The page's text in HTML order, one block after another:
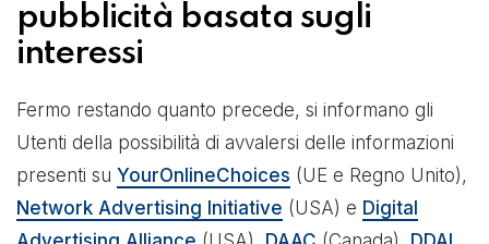
pubblicità basata sugli
interessi
Fermo restando quanto precede, si informano gli
Utenti della possibilità di avvalersi delle informazioni
presenti su YourOnlineChoices (UE e Regno Unito),
Network Advertising Initiative (USA) e Digital